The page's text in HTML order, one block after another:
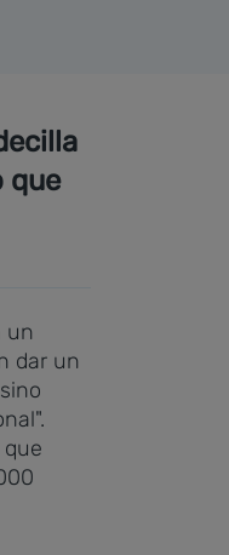
que
un
dar un